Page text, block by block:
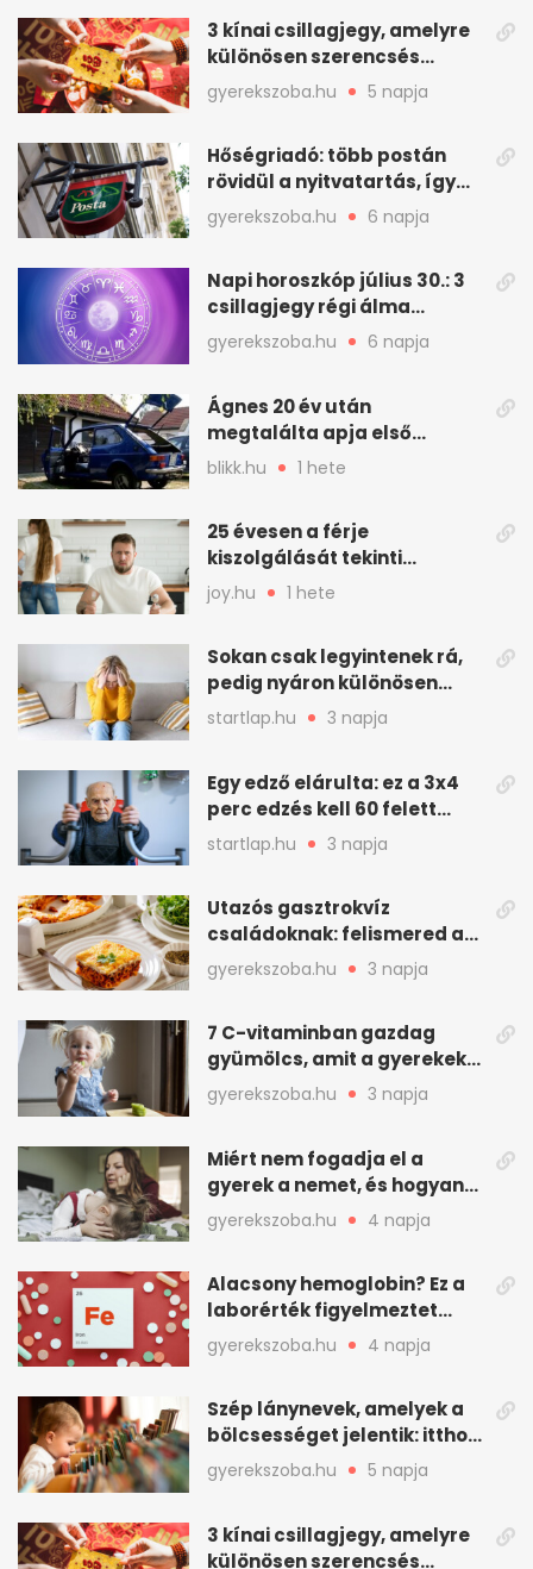
3 kínai csillagjegy, amelyre
különösen szerencsés
augusztus vár
gyerekszoba.hu 5 napja
Hőségriadó: több postán
rövidül a nyitvatartás, így
intézkedik a Magyar Posta
gyerekszoba.hu 6 napja
Napi horoszkóp július 30.: 3
csillagjegy régi álma
teljesülhet
gyerekszoba.hu 6 napja
Ágnes 20 év után
megtalálta apja első
autóját
blikk.hu 1 hete
25 évesen a férje
kiszolgálását tekinti
„munkának”
joy.hu 1 hete
Sokan csak legyintenek rá,
pedig nyáron különösen
gyakran jelentkezik ez a
kellemetlen betegség
startlap.hu 3 napja
Egy edző elárulta: ez a 3x4
perc edzés kell 60 felett
mindenkinek
startlap.hu 3 napja
Utazós gasztrokvíz
családoknak: felismered az
asadót és társait?
gyerekszoba.hu 3 napja
7 C-vitaminban gazdag
gyümölcs, amit a gyerekek
is szívesen megesznek
gyerekszoba.hu 3 napja
Miért nem fogadja el a
gyerek a nemet, és hogyan
mondd ki jól?
gyerekszoba.hu 4 napja
Alacsony hemoglobin? Ez a
laborérték figyelmeztet
vashiányra
gyerekszoba.hu 4 napja
Szép lánynevek, amelyek a
bölcsességet jelentik: itthon
is adhatók
gyerekszoba.hu 5 napja
3 kínai csillagjegy, amelyre
különösen szerencsés